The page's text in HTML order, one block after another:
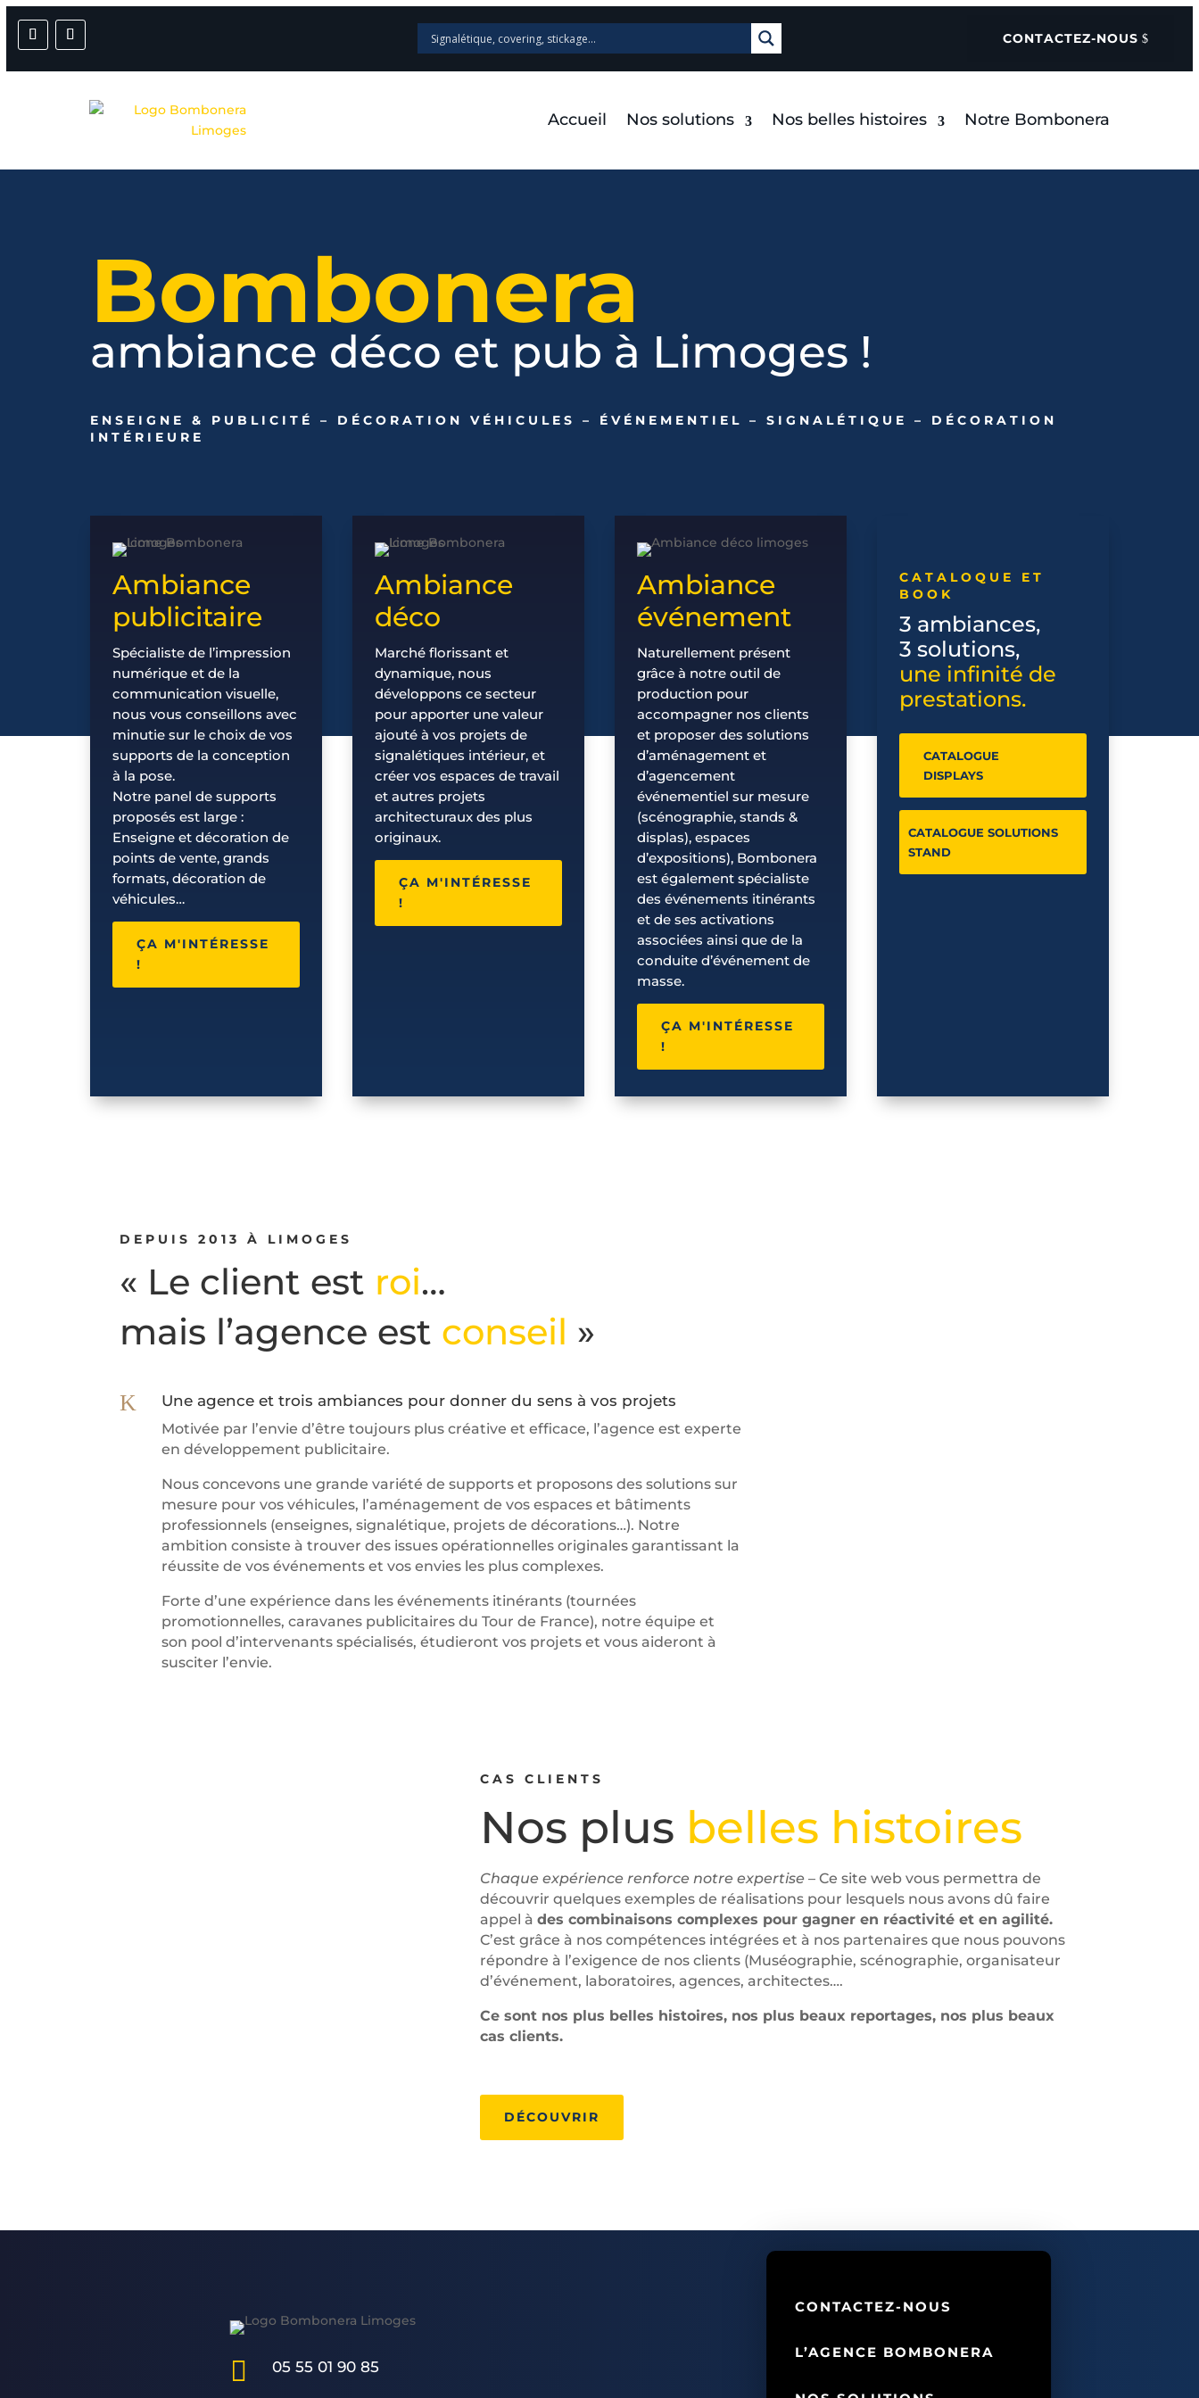
CONTACTEZ-NOUS
Accueil Nos solutions Nos belles histoires Notre Bombonera
Bombonera
ambiance déco et pub à Limoges !
ENSEIGNE & PUBLICITÉ – DÉCORATION VÉHICULES – ÉVÉNEMENTIEL – SIGNALÉTIQUE – DÉCORATION
INTÉRIEURE
Ambiance
publicitaire
Spécialiste de l’impression
numérique et de la
communication visuelle,
nous vous conseillons avec
minutie sur le choix de vos
supports de la conception
à la pose.
Notre panel de supports
proposés est large :
Enseigne et décoration de
points de vente, grands
formats, décoration de
véhicules…
ÇA M'INTÉRESSE
!
Ambiance
déco
Marché florissant et
dynamique, nous
développons ce secteur
pour apporter une valeur
ajouté à vos projets de
signalétiques intérieur, et
créer vos espaces de travail
et autres projets
architecturaux des plus
originaux.
ÇA M'INTÉRESSE
!
Ambiance
événement
Naturellement présent
grâce à notre outil de
production pour
accompagner nos clients
et proposer des solutions
d’aménagement et
d’agencement
événementiel sur mesure
(scénographie, stands &
displas), espaces
d’expositions), Bombonera
est également spécialiste
des événements itinérants
et de ses activations
associées ainsi que de la
conduite d’événement de
masse.
ÇA M'INTÉRESSE
!
CATALOQUE ET
BOOK
3 ambiances,
3 solutions,
une infinité de
prestations.
CATALOGUE
DISPLAYS
CATALOGUE SOLUTIONS
STAND
DEPUIS 2013 À LIMOGES
« Le client est roi…
mais l’agence est conseil »
K Une agence et trois ambiances pour donner du sens à vos projets
Motivée par l’envie d’être toujours plus créative et efficace, l’agence est experte
en développement publicitaire.
Nous concevons une grande variété de supports et proposons des solutions sur
mesure pour vos véhicules, l’aménagement de vos espaces et bâtiments
professionnels (enseignes, signalétique, projets de décorations…). Notre
ambition consiste à trouver des issues opérationnelles originales garantissant la
réussite de vos événements et vos envies les plus complexes.
Forte d’une expérience dans les événements itinérants (tournées
promotionnelles, caravanes publicitaires du Tour de France), notre équipe et
son pool d’intervenants spécialisés, étudieront vos projets et vous aideront à
susciter l’envie.
CAS CLIENTS
Nos plus belles histoires
Chaque expérience renforce notre expertise– Ce site web vous permettra de
découvrir quelques exemples de réalisations pour lesquels nous avons dû faire
appel à des combinaisons complexes pour gagner en réactivité et en agilité.
C’est grâce à nos compétences intégrées et à nos partenaires que nous pouvons
répondre à l’exigence de nos clients (Muséographie, scénographie, organisateur
d’événement, laboratoires, agences, architectes….
Ce sont nos plus belles histoires, nos plus beaux reportages, nos plus beaux
cas clients.
DÉCOUVRIR
 05 55 01 90 85
CONTACTEZ-NOUS
L’AGENCE BOMBONERA